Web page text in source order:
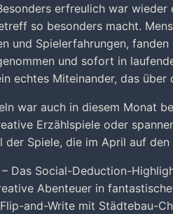
erfreulich war
so besonders macht.
und Spielerfahrungen,
und sofort in
echtes Miteinander, das über
war auch in diesem Monat
Erzählspiele oder
Spiele, die im April auf den
Das Social-Deduction-
Abenteuer in
and-Write mit Städtebau-